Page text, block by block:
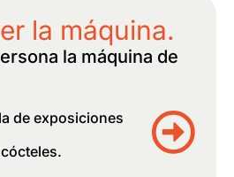
la máquina.
la máquina de
de exposiciones